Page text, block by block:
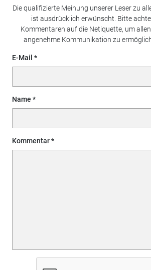
Die qualifizierte Meinung unserer Leser zu
ist ausdrücklich erwünscht. Bitte
Kommentaren auf die Netiquette, um
angenehme Kommunikation zu
E-Mail
Name
Kommentar